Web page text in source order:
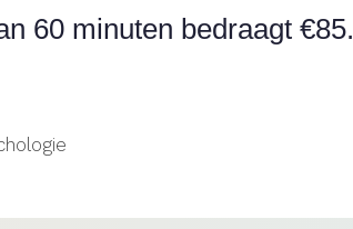
60 minuten bedraagt €85.